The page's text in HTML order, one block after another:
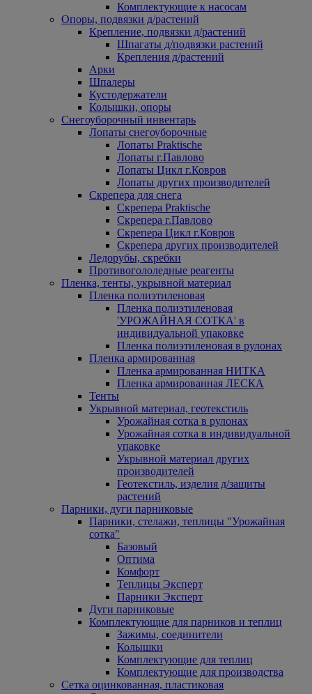
Комплектующие к насосам
Опоры, подвязки д/растений
Крепление, подвязки д/растений
Шпагаты д/подвязки растений
Крепления д/растений
Арки
Шпалеры
Кустодержатели
Колышки, опоры
Снегоуборочный инвентарь
Лопаты снегоуборочные
Лопаты Praktische
Лопаты г.Павлово
Лопаты Цикл г.Ковров
Лопаты других производителей
Скрепера для снега
Скрепера Praktische
Скрепера г.Павлово
Скрепера Цикл г.Ковров
Скрепера других производителей
Ледорубы, скребки
Противогололедные реагенты
Пленка, тенты, укрывной материал
Пленка полиэтиленовая
Пленка полиэтиленовая
'УРОЖАЙНАЯ СОТКА' в
индивидуальной упаковке
Пленка полиэтиленовая в рулонах
Пленка армированная
Пленка армированная НИТКА
Пленка армированная ЛЕСКА
Тенты
Укрывной материал, геотекстиль
Урожайная сотка в рулонах
Урожайная сотка в индивидуальной
упаковке
Укрывной материал других
производителей
Геотекстиль, изделия д/защиты
растений
Парники, дуги парниковые
Парники, стелажи, теплицы "Урожайная
сотка"
Базовый
Оптима
Комфорт
Теплицы Эксперт
Парники Эксперт
Дуги парниковые
Комплектующие для парников и теплиц
Зажимы, соединители
Колышки
Комплектующие для теплиц
Комплектующие для производства
Сетка оцинкованная, пластиковая